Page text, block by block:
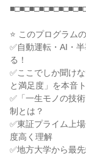
⭐ このプログラム
✅自動運転・AI・
る！
✅ここでしか聞け
と満足度」を本音
✅「一生モノの技
制とは？
✅東証プライム上
度高く理解
✅地方大学から最